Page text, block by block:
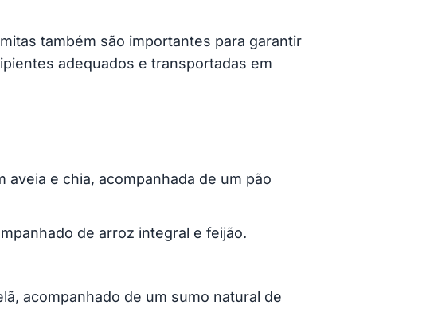
também são importantes para garantir
adequados e transportadas em
e chia, acompanhada de um pão
de arroz integral e feijão.
acompanhado de um sumo natural de